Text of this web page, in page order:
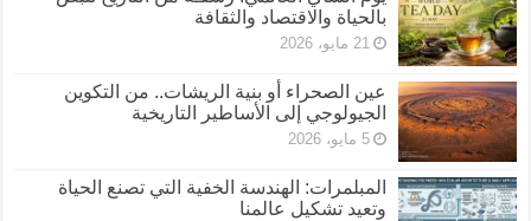
بالحياة والاقتصاد والثقافة
21 مايو، 2026
عين الصحراء أو بنية الريشات.. من التكوين
الجيولوجي إلى الأساطير التاريخية
5 مايو، 2026
المبلمرات: الهندسة الخفية التي تصنع الحياة
وتعيد تشكيل عالمنا